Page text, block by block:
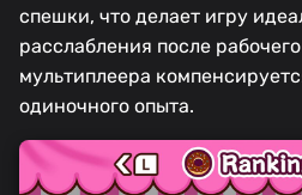
спешки, что делает игру
расслабления после
мультиплеера
одиночного опыта.